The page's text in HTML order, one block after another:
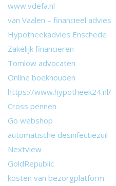
www.vdefa.nl
van Vaalen – financieel advies
Hypotheekadvies Enschede
Zakelijk financieren
Tomlow advocaten
Online boekhouden
https://www.hypotheek24.nl/
Cross pennen
Go webshop
automatische desinfectiezuil
Nextview
GoldRepublic
kosten van bezorgplatform